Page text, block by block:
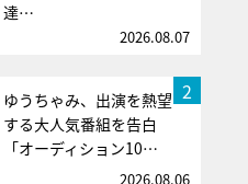
達…
2026.08.07
2
ゆうちゃみ、出演を熱望
する大人気番組を告白
「オーディション10…
2026.08.06